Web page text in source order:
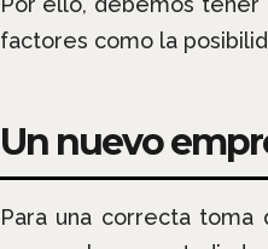
factores como la
Un nuevo
Para una correcta toma